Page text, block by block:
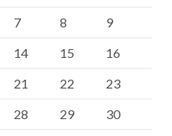
7 8
9
14 15
16
21 22
23
28 29
30